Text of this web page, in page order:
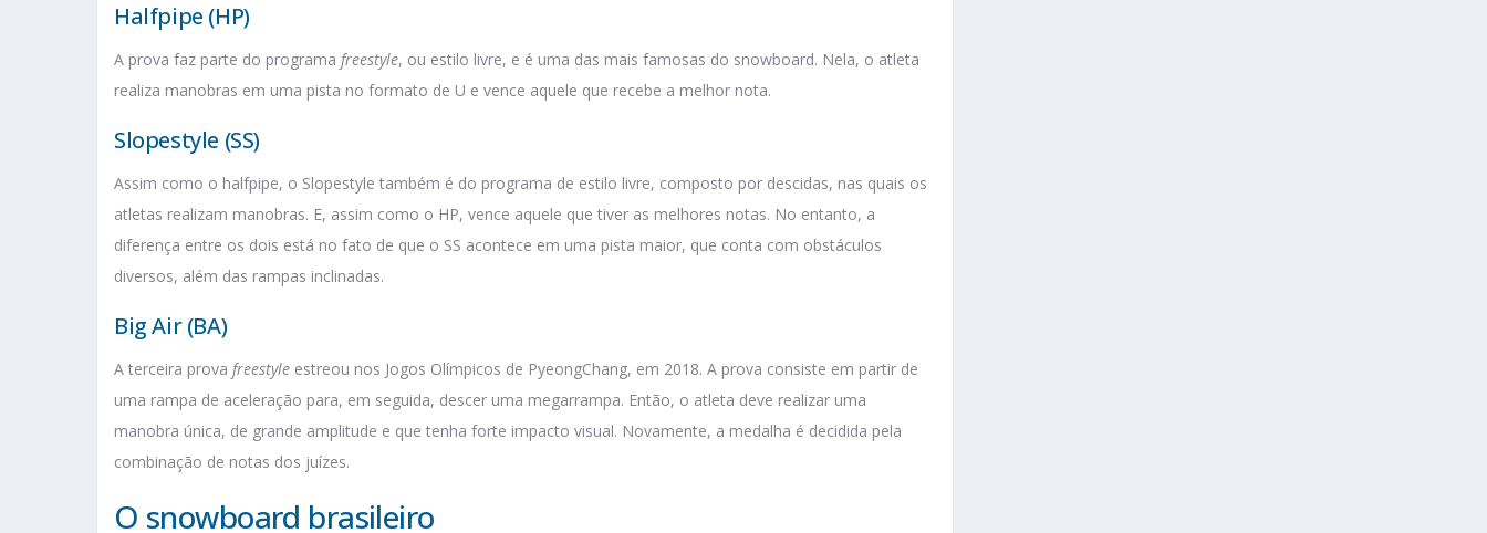
Halfpipe (HP)
A prova faz parte do programa freestyle, ou estilo livre, e é uma das mais famosas do snowboard. Nela, o atleta
realiza manobras em uma pista no formato de U e vence aquele que recebe a melhor nota.
Slopestyle (SS)
Assim como o halfpipe, o Slopestyle também é do programa de estilo livre, composto por descidas, nas quais os
atletas realizam manobras. E, assim como o HP, vence aquele que tiver as melhores notas. No entanto, a
diferença entre os dois está no fato de que o SS acontece em uma pista maior, que conta com obstáculos
diversos, além das rampas inclinadas.
Big Air (BA)
A terceira prova freestyle estreou nos Jogos Olímpicos de PyeongChang, em 2018. A prova consiste em partir de
uma rampa de aceleração para, em seguida, descer uma megarrampa. Então, o atleta deve realizar uma
manobra única, de grande amplitude e que tenha forte impacto visual. Novamente, a medalha é decidida pela
combinação de notas dos juízes.
O snowboard brasileiro